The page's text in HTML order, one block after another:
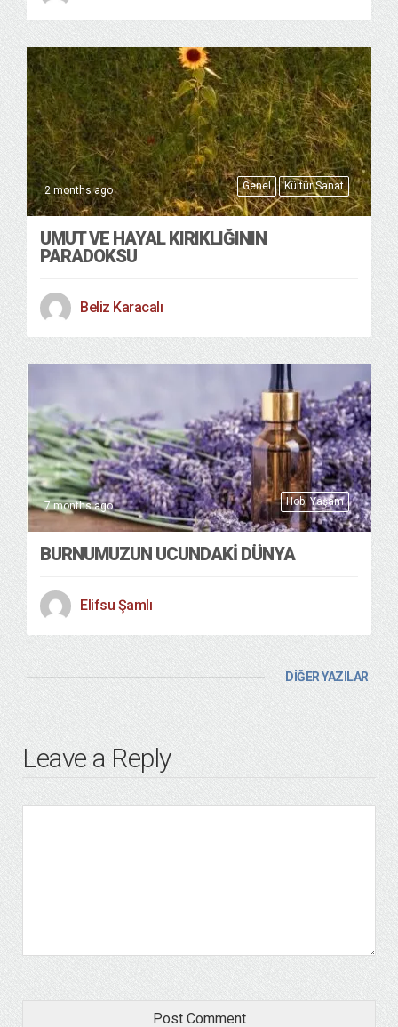
Genel Kültür Sanat
2 months ago
UMUT VE HAYAL KIRIKLIĞININ
PARADOKSU
Beliz Karacalı
Hobi Yaşam
7 months ago
BURNUMUZUN UCUNDAKİ DÜNYA
Elifsu Şamlı
DİĞER YAZILAR
Leave a Reply